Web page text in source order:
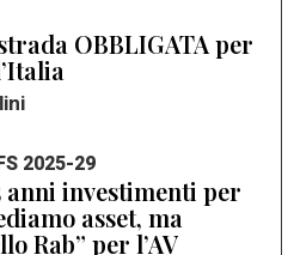
OBBLIGATA per
2025-29
anni investimenti per
asset, ma
Rab” per l’AV